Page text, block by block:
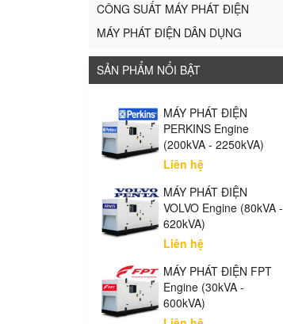
CÔNG SUẤT MÁY PHÁT ĐIỆN
MÁY PHÁT ĐIỆN DÂN DỤNG
SẢN PHẨM NỔI BẬT
MÁY PHÁT ĐIỆN
PERKINS Engine
(200kVA - 2250kVA)
Liên hệ
MÁY PHÁT ĐIỆN
VOLVO Engine (80kVA -
620kVA)
Liên hệ
MÁY PHÁT ĐIỆN FPT
Engine (30kVA -
600kVA)